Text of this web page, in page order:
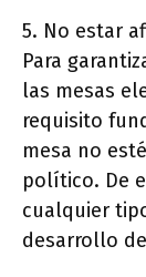
5. No estar
Para
las mesas
requisito
mesa no
político. De
cualquier
desarrollo